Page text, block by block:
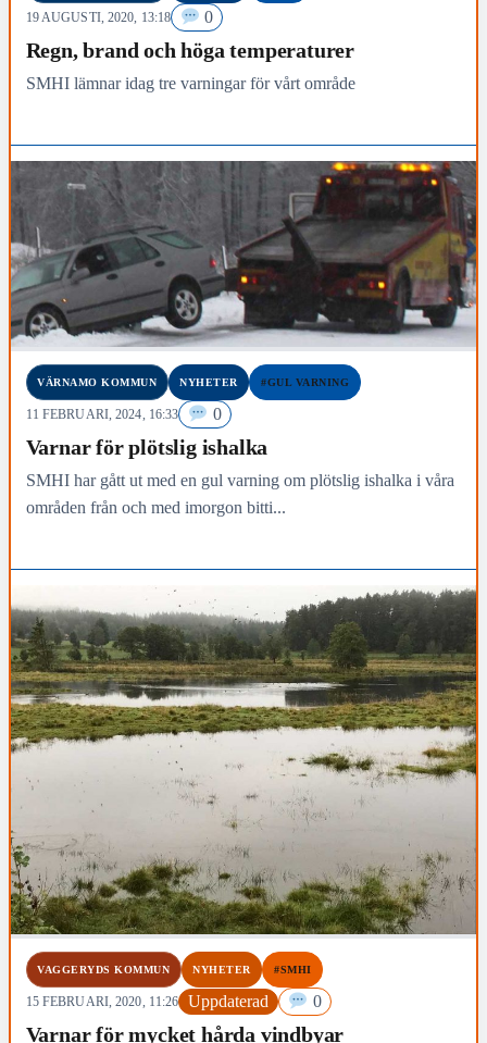
19 AUGUSTI, 2020, 13:18 0
Regn, brand och höga temperaturer
SMHI lämnar idag tre varningar för vårt område
VÄRNAMO KOMMUN NYHETER #GUL VARNING
11 FEBRUARI, 2024, 16:33 0
Varnar för plötslig ishalka
SMHI har gått ut med en gul varning om plötslig ishalka i våra
områden från och med imorgon bitti...
VAGGERYDS KOMMUN NYHETER #SMHI
15 FEBRUARI, 2020, 11:26 Uppdaterad 0
Varnar för mycket hårda vindbyar